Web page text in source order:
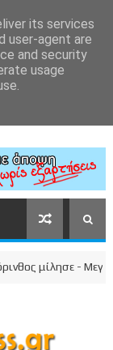
μίλησε -
its services
user-agent are
and security
usage